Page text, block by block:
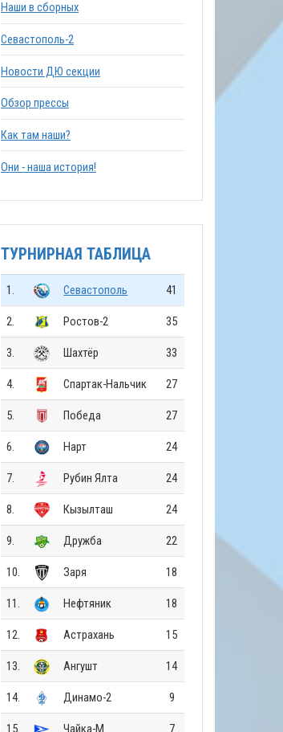
Наши в сборных
Севастополь-2
Новости ДЮ секции
Обзор прессы
Как там наши?
Они - наша история!
ТУРНИРНАЯ ТАБЛИЦА
1. Севастополь 41
2. Ростов-2 35
3. Шахтёр 33
4. Спартак-Нальчик 27
5. Победа 27
6. Нарт 24
7. Рубин Ялта 24
8. Кызылташ 24
9. Дружба 22
10. Заря 18
11. Нефтяник 18
12. Астрахань 15
13. Ангушт 14
14. Динамо-2 9
15. Чайка-М 7